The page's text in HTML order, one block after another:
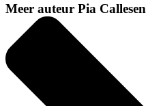
Meer auteur Pia Callesen